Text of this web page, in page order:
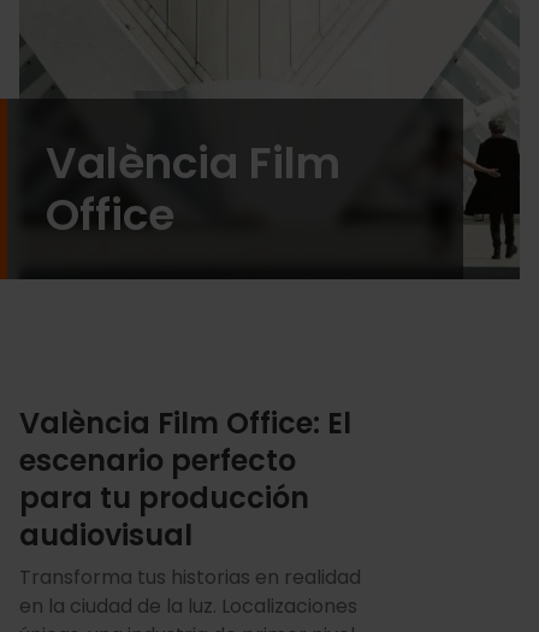
València Film
Office
València Film Office: El
escenario perfecto
para tu producción
audiovisual
Transforma tus historias en realidad
en la ciudad de la luz. Localizaciones